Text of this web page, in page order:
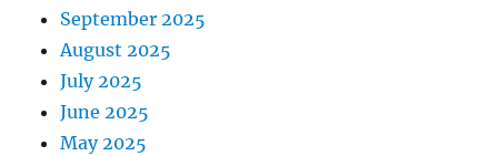
September 2025
August 2025
July 2025
June 2025
May 2025